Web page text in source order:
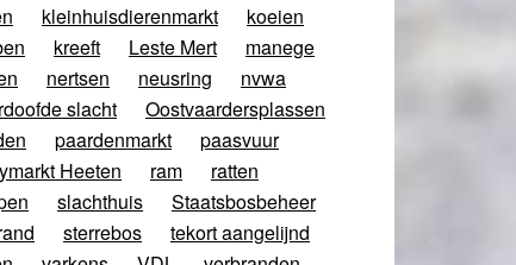
kleinhuisdierenmarkt
koeien
kreeft Leste Mert
manege
nertsen neusring
nvwa
slacht
Oostvaardersplassen
paardenmarkt
paasvuur
Heeten
ram
ratten
slachthuis
Staatsbosbeheer
sterrebos
tekort aangelijnd